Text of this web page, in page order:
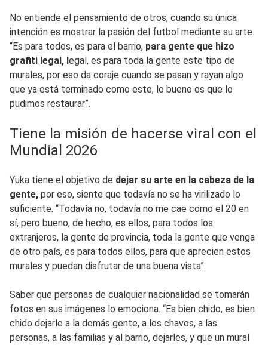
No entiende el pensamiento de otros, cuando su única
intención es mostrar la pasión del futbol mediante su arte.
“Es para todos, es para el barrio, para gente que hizo
grafiti legal, legal, es para toda la gente este tipo de
murales, por eso da coraje cuando se pasan y rayan algo
que ya está terminado como este, lo bueno es que lo
pudimos restaurar”.
Tiene la misión de hacerse viral con el
Mundial 2026
Yuka tiene el objetivo de dejar su arte en la cabeza de la
gente, por eso, siente que todavía no se ha virilizado lo
suficiente. “Todavía no, todavía no me cae como el 20 en
sí, pero bueno, de hecho, es ellos, para todos los
extranjeros, la gente de provincia, toda la gente que venga
de otro país, es para todos ellos, para que aprecien estos
murales y puedan disfrutar de una buena vista”.
Saber que personas de cualquier nacionalidad se tomarán
fotos en sus imágenes lo emociona. “Es bien chido, es bien
chido dejarle a la demás gente, a los chavos, a las
personas, a las familias y al barrio, dejarles, y que un mural